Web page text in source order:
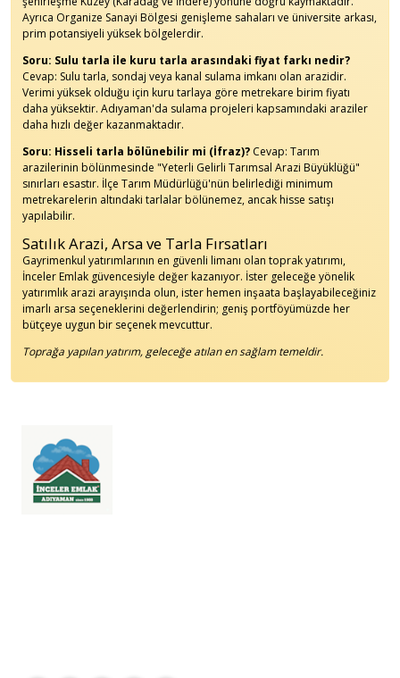
Ayrıca Organize Sanayi Bölgesi genişleme sahaları ve üniversite arkası,
prim potansiyeli yüksek bölgelerdir.
Soru: Sulu tarla ile kuru tarla arasındaki fiyat farkı nedir?
Cevap: Sulu tarla, sondaj veya kanal sulama imkanı olan arazidir.
Verimi yüksek olduğu için kuru tarlaya göre metrekare birim fiyatı
daha yüksektir. Adıyaman'da sulama projeleri kapsamındaki araziler
daha hızlı değer kazanmaktadır.
Soru: Hisseli tarla bölünebilir mi (İfraz)? Cevap: Tarım
arazilerinin bölünmesinde "Yeterli Gelirli Tarımsal Arazi Büyüklüğü"
sınırları esastır. İlçe Tarım Müdürlüğü'nün belirlediği minimum
metrekarelerin altındaki tarlalar bölünemez, ancak hisse satışı
yapılabilir.
Satılık Arazi, Arsa ve Tarla Fırsatları
Gayrimenkul yatırımlarının en güvenli limanı olan toprak yatırımı,
İnceler Emlak güvencesiyle değer kazanıyor. İster geleceğe yönelik
yatırımlık arazi arayışında olun, ister hemen inşaata başlayabileceğiniz
imarlı arsa seçeneklerini değerlendirin; geniş portföyümüzde her
bütçeye uygun bir seçenek mevcuttur.
Toprağa yapılan yatırım, geleceğe atılan en sağlam temeldir.